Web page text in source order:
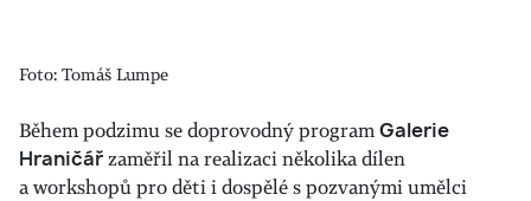
Foto: Tomáš Lumpe
Během podzimu se doprovodný programGalerie
Hraničářzaměřil na realizaci několika dílen
a workshopů pro děti i dospělé s pozvanými umělci